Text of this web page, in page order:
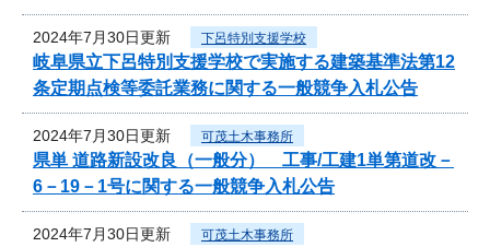
2024年7月30日更新 下呂特別支援学校
岐阜県立下呂特別支援学校で実施する建築基準法第12
条定期点検等委託業務に関する一般競争入札公告
2024年7月30日更新 可茂土木事務所
県単 道路新設改良（一般分） 工事/工建1単第道改－
6－19－1号に関する一般競争入札公告
2024年7月30日更新 可茂土木事務所